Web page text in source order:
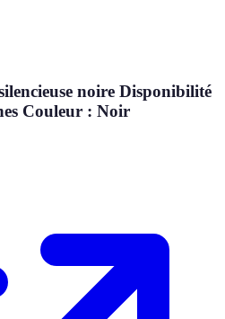
noire Disponibilité
Couleur : Noir